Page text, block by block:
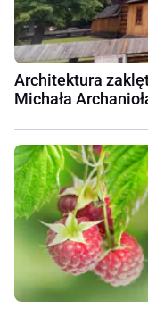
Architektura
Michała